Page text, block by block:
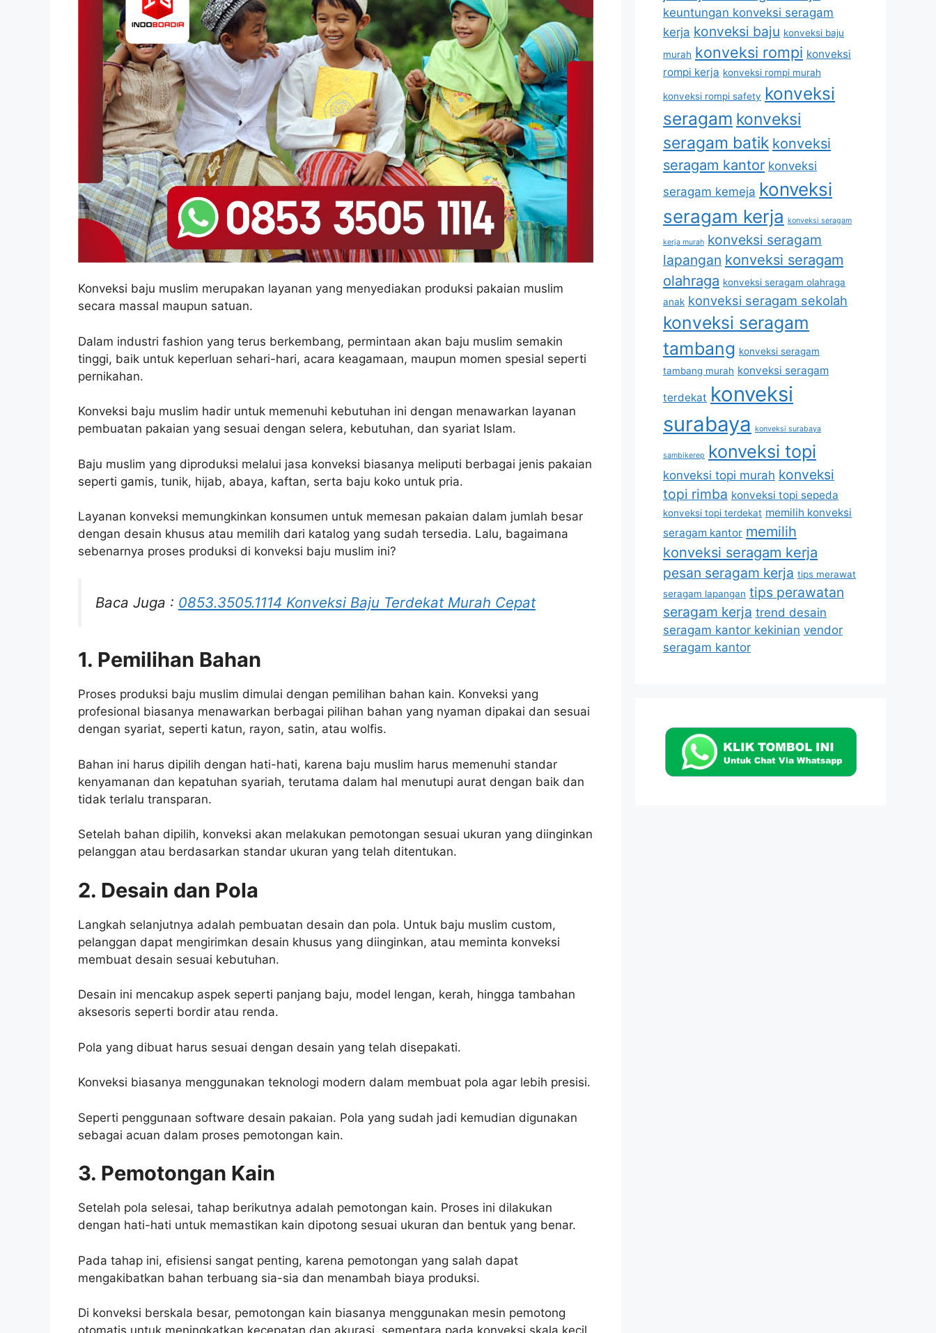
Konveksi baju muslim merupakan layanan yang menyediakan produksi pakaian muslim
secara massal maupun satuan.
Dalam industri fashion yang terus berkembang, permintaan akan baju muslim semakin
tinggi, baik untuk keperluan sehari-hari, acara keagamaan, maupun momen spesial seperti
pernikahan.
Konveksi baju muslim hadir untuk memenuhi kebutuhan ini dengan menawarkan layanan
pembuatan pakaian yang sesuai dengan selera, kebutuhan, dan syariat Islam.
Baju muslim yang diproduksi melalui jasa konveksi biasanya meliputi berbagai jenis pakaian
seperti gamis, tunik, hijab, abaya, kaftan, serta baju koko untuk pria.
Layanan konveksi memungkinkan konsumen untuk memesan pakaian dalam jumlah besar
dengan desain khusus atau memilih dari katalog yang sudah tersedia. Lalu, bagaimana
sebenarnya proses produksi di konveksi baju muslim ini?
Baca Juga : 0853.3505.1114 Konveksi Baju Terdekat Murah Cepat
1. Pemilihan Bahan
Proses produksi baju muslim dimulai dengan pemilihan bahan kain. Konveksi yang
profesional biasanya menawarkan berbagai pilihan bahan yang nyaman dipakai dan sesuai
dengan syariat, seperti katun, rayon, satin, atau wolfis.
Bahan ini harus dipilih dengan hati-hati, karena baju muslim harus memenuhi standar
kenyamanan dan kepatuhan syariah, terutama dalam hal menutupi aurat dengan baik dan
tidak terlalu transparan.
Setelah bahan dipilih, konveksi akan melakukan pemotongan sesuai ukuran yang diinginkan
pelanggan atau berdasarkan standar ukuran yang telah ditentukan.
2. Desain dan Pola
Langkah selanjutnya adalah pembuatan desain dan pola. Untuk baju muslim custom,
pelanggan dapat mengirimkan desain khusus yang diinginkan, atau meminta konveksi
membuat desain sesuai kebutuhan.
Desain ini mencakup aspek seperti panjang baju, model lengan, kerah, hingga tambahan
aksesoris seperti bordir atau renda.
Pola yang dibuat harus sesuai dengan desain yang telah disepakati.
Konveksi biasanya menggunakan teknologi modern dalam membuat pola agar lebih presisi.
Seperti penggunaan software desain pakaian. Pola yang sudah jadi kemudian digunakan
sebagai acuan dalam proses pemotongan kain.
3. Pemotongan Kain
Setelah pola selesai, tahap berikutnya adalah pemotongan kain. Proses ini dilakukan
dengan hati-hati untuk memastikan kain dipotong sesuai ukuran dan bentuk yang benar.
Pada tahap ini, efisiensi sangat penting, karena pemotongan yang salah dapat
mengakibatkan bahan terbuang sia-sia dan menambah biaya produksi.
Di konveksi berskala besar, pemotongan kain biasanya menggunakan mesin pemotong
keuntungan konveksi seragam
kerja konveksi baju konveksi baju
murah konveksi rompi konveksi
rompi kerja konveksi rompi murah
konveksi rompi safety konveksi
seragam konveksi
seragam batik konveksi
seragam kantor konveksi
seragam kemeja konveksi
seragam kerja konveksi seragam
kerja murah konveksi seragam
lapangan konveksi seragam
olahraga konveksi seragam olahraga
anak konveksi seragam sekolah
konveksi seragam
tambang konveksi seragam
tambang murah konveksi seragam
terdekat konveksi
surabaya konveksi surabaya
sambikerep konveksi topi
konveksi topi murah konveksi
topi rimba konveksi topi sepeda
konveksi topi terdekat memilih konveksi
seragam kantor memilih
konveksi seragam kerja
pesan seragam kerja tips merawat
seragam lapangan tips perawatan
seragam kerja trend desain
seragam kantor kekinian vendor
seragam kantor